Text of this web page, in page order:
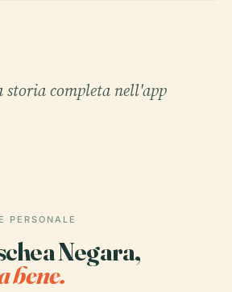
storia completa nell'app
PERSONALE
Negara,
bene.